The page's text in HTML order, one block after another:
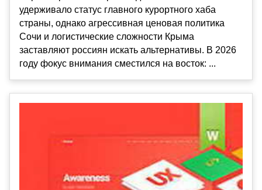
удерживало статус главного курортного хаба
страны, однако агрессивная ценовая политика
Сочи и логистические сложности Крыма
заставляют россиян искать альтернативы. В 2026
году фокус внимания сместился на восток: ...